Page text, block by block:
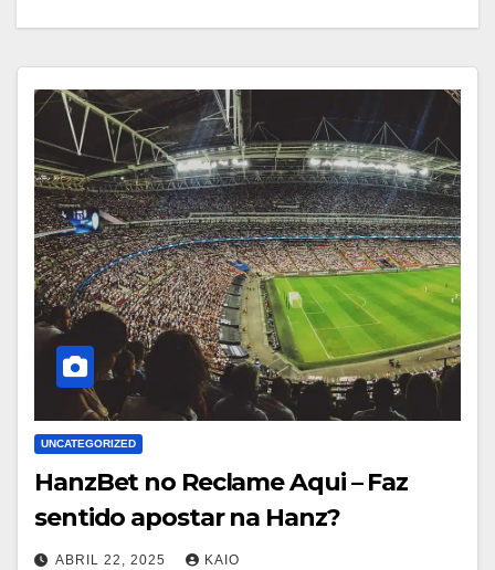
UNCATEGORIZED
HanzBet no Reclame Aqui – Faz
sentido apostar na Hanz?
ABRIL 22, 2025 KAIO